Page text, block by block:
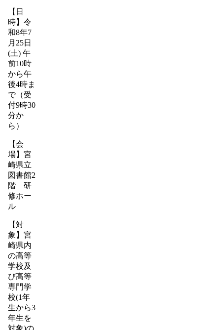
【日
時】令
和8年7
月25日
(土) 午
前10時
から午
後4時ま
で（受
付9時30
分か
ら）
【会
場】宮
崎県立
図書館2
階 研
修ホー
ル
【対
象】宮
崎県内
の高等
学校及
び高等
専門学
校(1年
生から3
年生を
対象)の